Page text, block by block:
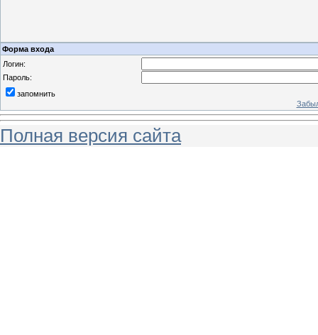
Форма входа
Логин:
Пароль:
запомнить
Полная версия сайта